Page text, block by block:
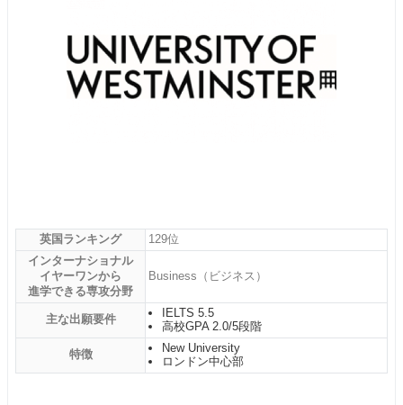
英国ランキング
129位
インターナショナル
イヤーワンから
進学できる専攻分野
Business（ビジネス）
主な出願要件
IELTS 5.5
高校GPA 2.0/5段階
特徴
New University
ロンドン中心部